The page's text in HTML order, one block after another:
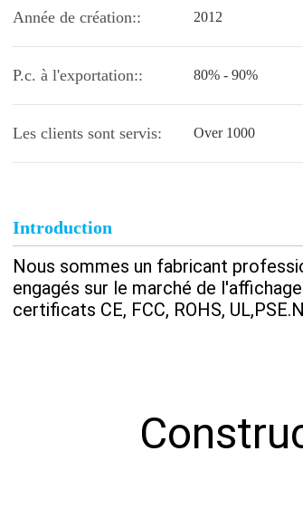
Année de création:: 2012
P.c. à l'exportation:: 80% - 90%
Les clients sont servis: Over 1000
Introduction
Nous sommes un fabricant
engagés sur le marché de
certificats CE, FCC, ROHS,